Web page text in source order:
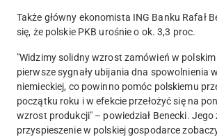
Także główny ekonomista ING Banku Rafał
się, że polskie PKB urośnie o ok. 3,3 proc.
"Widzimy solidny wzrost zamówień w polskim
pierwsze sygnały ubijania dna spowolnienia
niemieckiej, co powinno pomóc polskiemu
początku roku i w efekcie przełożyć się na
wzrost produkcji" – powiedział Benecki. Jego
przyspieszenie w polskiej gospodarce